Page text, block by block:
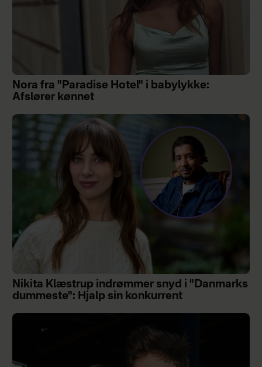
Nora fra "Paradise Hotel" i babylykke:
Afslører kønnet
Nikita Klæstrup indrømmer snyd i "Danmarks
dummeste": Hjalp sin konkurrent